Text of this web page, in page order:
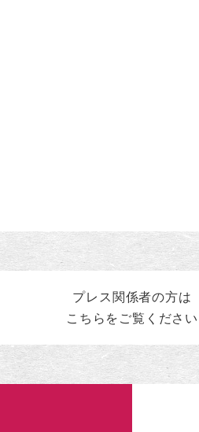
プレス関係者の方は
こちらをご覧ください